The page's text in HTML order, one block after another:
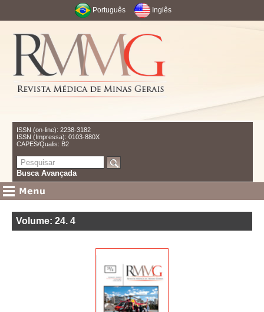
Português Inglês
ISSN (on-line): 2238-3182
ISSN (Impressa): 0103-880X
CAPES/Qualis: B2
Busca Avançada
Volume: 24. 4